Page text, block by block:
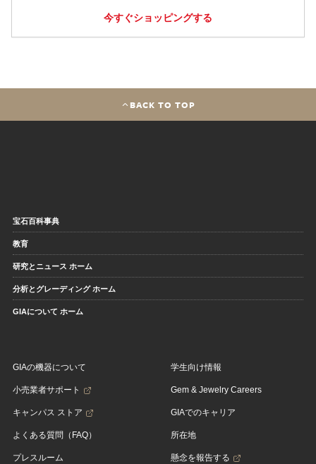
今すぐショッピングする
BACK TO TOP
宝石百科事典
教育
研究とニュース ホーム
分析とグレーディング ホーム
GIAについて ホーム
GIAの機器について
小売業者サポート
キャンパス ストア
よくある質問（FAQ）
プレスルーム
学生向け情報
Gem & Jewelry Careers
GIAでのキャリア
所在地
懸念を報告する